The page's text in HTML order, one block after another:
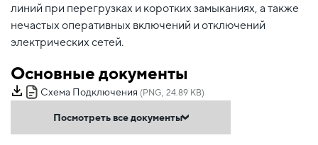
линий при перегрузках и коротких замыканиях, а также
нечастых оперативных включений и отключений
электрических сетей.
Основные документы
Схема Подключения (PNG, 24.89 KB)
Посмотреть все документы